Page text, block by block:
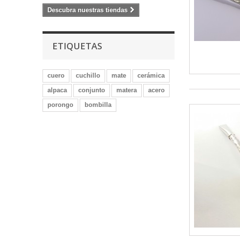
Descubra nuestras tiendas
ETIQUETAS
cuero cuchillo mate
cerámica
alpaca
conjunto matera
acero
porongo
bombilla